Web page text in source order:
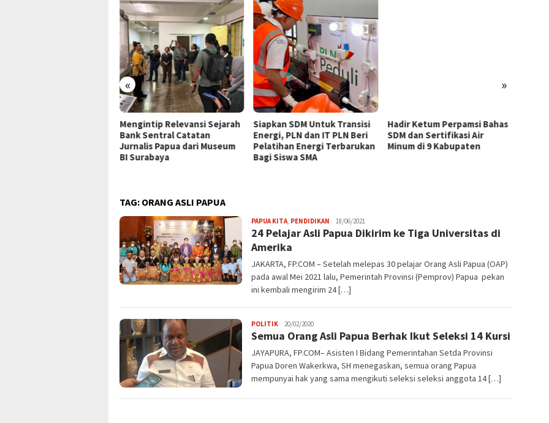
« »
Mengintip Relevansi Sejarah
Bank Sentral Catatan
Jurnalis Papua dari Museum
BI Surabaya
Siapkan SDM Untuk Transisi
Energi, PLN dan IT PLN Beri
Pelatihan Energi Terbarukan
Bagi Siswa SMA
Hadir Ketum Perpamsi Bahas
SDM dan Sertifikasi Air
Minum di 9 Kabupaten
TAG: ORANG ASLI PAPUA
PAPUA KITA, PENDIDIKAN Frida
Adriana
18/06/2021
24 Pelajar Asli Papua Dikirim ke Tiga Universitas di
Amerika
JAKARTA, FP.COM – Setelah melepas 30 pelajar Orang Asli Papua (OAP)
pada awal Mei 2021 lalu, Pemerintah Provinsi (Pemprov) Papua pekan
ini kembali mengirim 24 […]
POLITIKJPatading
20/02/2020
Semua Orang Asli Papua Berhak Ikut Seleksi 14 Kursi
JAYAPURA, FP.COM– Asisten I Bidang Pemerintahan Setda Provinsi
Papua Doren Wakerkwa, SH menegaskan, semua orang Papua
mempunyai hak yang sama mengikuti seleksi seleksi anggota 14 […]